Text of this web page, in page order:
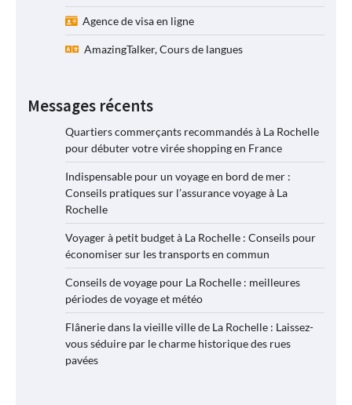
Agence de visa en ligne
AmazingTalker, Cours de langues
Messages récents
Quartiers commerçants recommandés à La Rochelle
pour débuter votre virée shopping en France
Indispensable pour un voyage en bord de mer :
Conseils pratiques sur l’assurance voyage à La
Rochelle
Voyager à petit budget à La Rochelle : Conseils pour
économiser sur les transports en commun
Conseils de voyage pour La Rochelle : meilleures
périodes de voyage et météo
Flânerie dans la vieille ville de La Rochelle : Laissez-
vous séduire par le charme historique des rues
pavées